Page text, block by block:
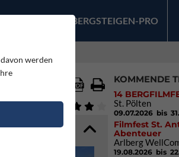
BERGSTEIGEN-PRO
KOMMENDE
14
St. Pölten
09.07.2026 bis
Filmfest St.
Abenteuer
Arlberg
19.08.2026 bis
werden